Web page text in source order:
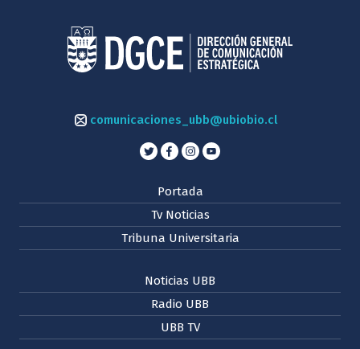
comunicaciones_ubb@ubiobio.cl
Portada
Tv Noticias
Tribuna Universitaria
Noticias UBB
Radio UBB
UBB TV